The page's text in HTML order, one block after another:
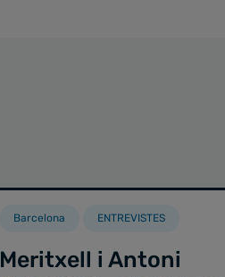
Barcelona ENTREVISTES
Meritxell i Antoni